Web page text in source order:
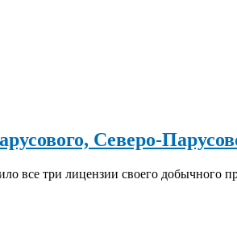
Северо-
все три лицензии своего